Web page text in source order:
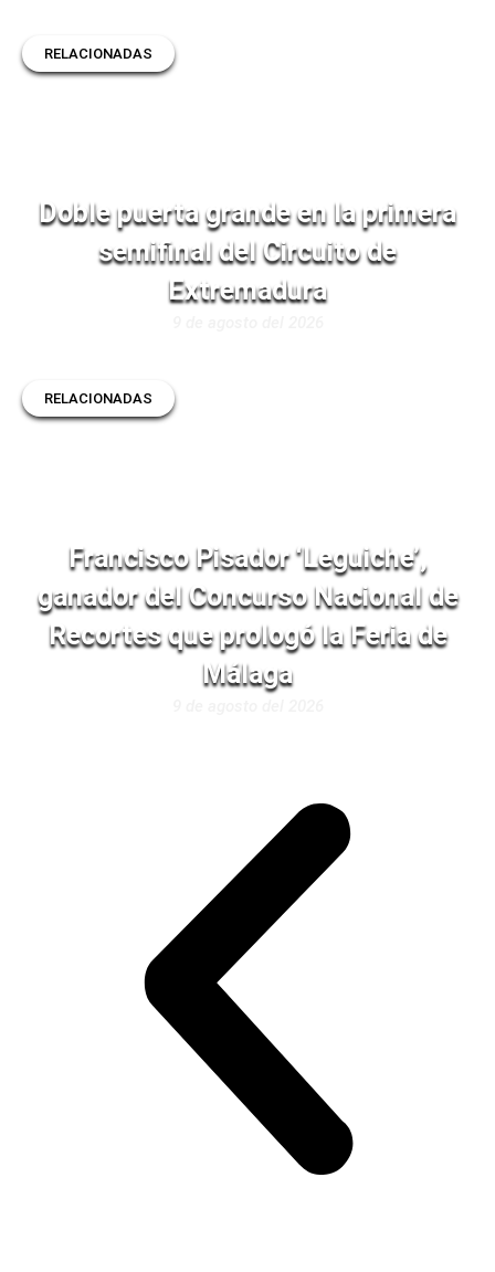
RELACIONADAS
Doble puerta grande en la primera
semifinal del Circuito de
Extremadura
RELACIONADAS
Francisco Pisador ‘Leguiche’,
ganador del Concurso Nacional de
Recortes que prologó la Feria de
Málaga